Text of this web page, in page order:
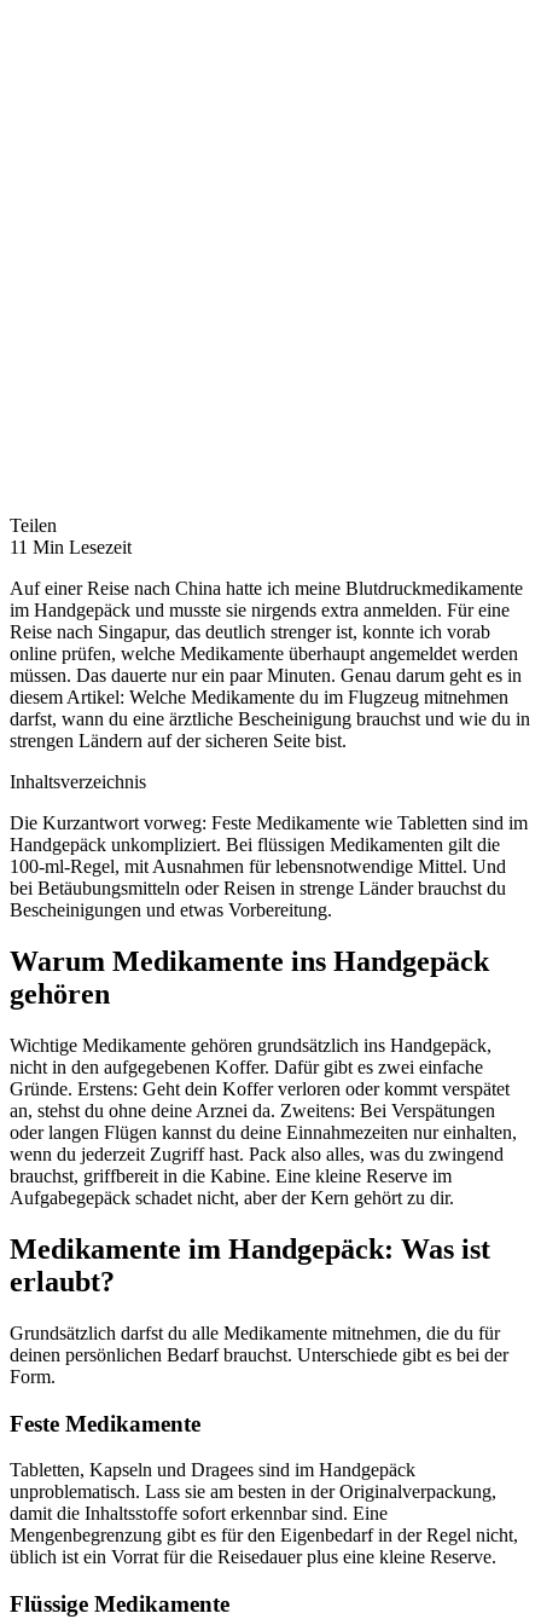
Teilen
11 Min Lesezeit
Auf einer Reise nach China hatte ich meine Blutdruckmedikamente
im Handgepäck und musste sie nirgends extra anmelden. Für eine
Reise nach Singapur, das deutlich strenger ist, konnte ich vorab
online prüfen, welche Medikamente überhaupt angemeldet werden
müssen. Das dauerte nur ein paar Minuten. Genau darum geht es in
diesem Artikel: Welche Medikamente du im Flugzeug mitnehmen
darfst, wann du eine ärztliche Bescheinigung brauchst und wie du in
strengen Ländern auf der sicheren Seite bist.
Inhaltsverzeichnis
Die Kurzantwort vorweg: Feste Medikamente wie Tabletten sind im
Handgepäck unkompliziert. Bei flüssigen Medikamenten gilt die
100-ml-Regel, mit Ausnahmen für lebensnotwendige Mittel. Und
bei Betäubungsmitteln oder Reisen in strenge Länder brauchst du
Bescheinigungen und etwas Vorbereitung.
Warum Medikamente ins Handgepäck
gehören
Wichtige Medikamente gehören grundsätzlich ins Handgepäck,
nicht in den aufgegebenen Koffer. Dafür gibt es zwei einfache
Gründe. Erstens: Geht dein Koffer verloren oder kommt verspätet
an, stehst du ohne deine Arznei da. Zweitens: Bei Verspätungen
oder langen Flügen kannst du deine Einnahmezeiten nur einhalten,
wenn du jederzeit Zugriff hast. Pack also alles, was du zwingend
brauchst, griffbereit in die Kabine. Eine kleine Reserve im
Aufgabegepäck schadet nicht, aber der Kern gehört zu dir.
Medikamente im Handgepäck: Was ist
erlaubt?
Grundsätzlich darfst du alle Medikamente mitnehmen, die du für
deinen persönlichen Bedarf brauchst. Unterschiede gibt es bei der
Form.
Feste Medikamente
Tabletten, Kapseln und Dragees sind im Handgepäck
unproblematisch. Lass sie am besten in der Originalverpackung,
damit die Inhaltsstoffe sofort erkennbar sind. Eine
Mengenbegrenzung gibt es für den Eigenbedarf in der Regel nicht,
üblich ist ein Vorrat für die Reisedauer plus eine kleine Reserve.
Flüssige Medikamente